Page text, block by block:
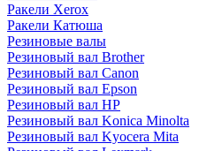
Ракели Xerox
Ракели Катюша
Резиновые валы
Резиновый вал Brother
Резиновый вал Canon
Резиновый вал Epson
Резиновый вал HP
Резиновый вал Konica Minolta
Резиновый вал Kyocera Mita